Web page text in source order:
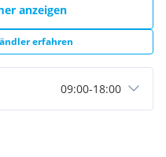
anzeigen
erfahren
09:00-18:00